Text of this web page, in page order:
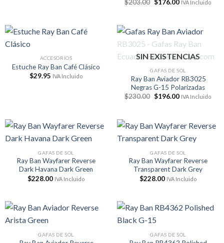
$203.00 El
$203.00.
$176.00El
$176.00.
IVA Incluido
ACCESORIOS
Estuche Ray Ban Café Clásico
$29.95 IVA Incluido
SIN EXISTENCIAS
GAFAS DE SOL
Ray Ban Aviador RB3025
Negras G-15 Polarizadas
$230.00 El
$230.00.
$196.00El
$196.00.
IVA Incluido
GAFAS DE SOL
Ray Ban Wayfarer Reverse
Dark Havana Dark Green
$228.00 IVA Incluido
GAFAS DE SOL
Ray Ban Wayfarer Reverse
Transparent Dark Grey
$228.00 IVA Incluido
GAFAS DE SOL GAFAS DE SOL